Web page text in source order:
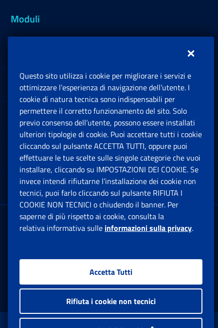
Moduli
Sedi e Contatti
Software
Note Legali
App mobile
Sede Legale : Via Ciro il Grande, 21
00144 Roma
Facebook: Apre una nuova finestra
Twitter: Apre una nuova finestra
Whatsapp: Apre una nuova
Youtube: Apre una
Instagram:
Questo sito utilizza i cookie per migliorare i servizi e
ottimizzare l’esperienza di navigazione dell’utente. I
cookie di natura tecnica sono indispensabili per
permettere il corretto funzionamento del sito. Solo
previo consenso dell’utente, possono essere installati
ulteriori tipologie di cookie. Puoi accettare tutti i cookie
cliccando sul pulsante ACCETTA TUTTI, oppure puoi
effettuare le tue scelte sulle singole categorie che vuoi
installare, cliccando su IMPOSTAZIONI DEI COOKIE. Se
invece intendi rifiutarne l’installazione dei cookie non
tecnici, puoi farlo cliccando sul pulsante RIFIUTA I
COOKIE NON TECNICI o chiudendo il banner. Per
saperne di più rispetto ai cookie, consulta la
relativa informativa sulle informazioni sulla privacy.
Accetta Tutti
Rifiuta i cookie non tecnici